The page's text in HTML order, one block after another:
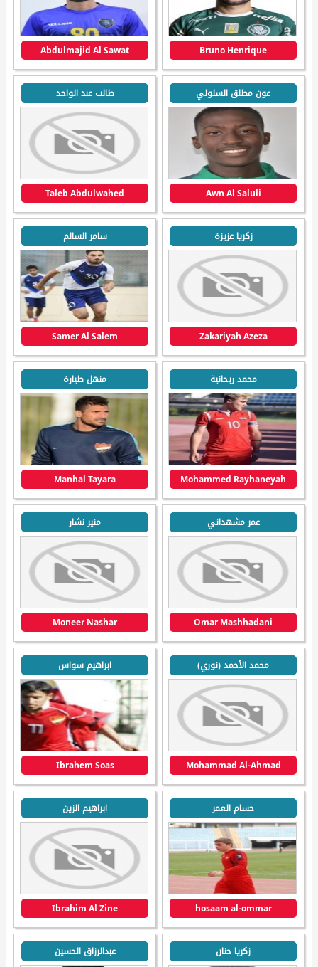
Bruno Henrique
Abdulmajid Al Sawat
عون مطلق السلولي
Awn Al Saluli
طالب عبد الواحد
Taleb Abdulwahed
زكريا عزيزة
Zakariyah Azeza
سامر السالم
Samer Al Salem
محمد ريحانية
Mohammed Rayhaneyah
منهل طيارة
Manhal Tayara
عمر مشهداني
Omar Mashhadani
منير نشار
Moneer Nashar
محمد الأحمد (نوري)
Mohammad Al-Ahmad
ابراهيم سواس
Ibrahem Soas
حسام العمر
hosaam al-ommar
ابراهيم الزين
Ibrahim Al Zine
زكريا حنان عبدالرزاق الحسين